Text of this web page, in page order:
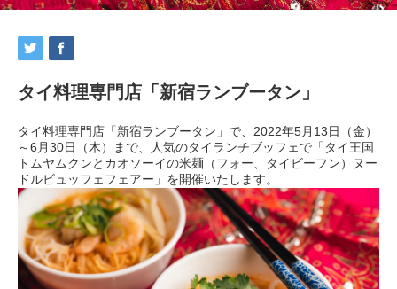
タイ料理専門店「新宿ランブータン」
タイ料理専門店「新宿ランブータン」で、2022年5⽉13⽇（金）
～6⽉30⽇（木）まで、⼈気のタイランチブッフェで「タイ王国
トムヤムクンとカオソーイの米麺（フォー、タイビーフン）ヌー
ドルビュッフェフェアー」を開催いたします。